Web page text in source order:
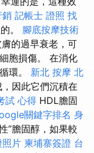
銷 記帳士 證照 找
。 腳底按摩技術
的過早衰老，可
胞損傷。 在消化
環。 新北 按摩 北
因此它們沉積在
試 心得 HDL膽固
關鍵字排名 身
”膽固醇，如果較
照片 柬埔寨簽證 台